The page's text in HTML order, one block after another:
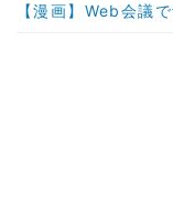
【漫画】Web会議